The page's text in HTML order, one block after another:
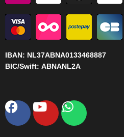
IBAN: NL37ABNA0133468887
BIC/Swift: ABNANL2A
Facebook
YoutubeWhatsapp